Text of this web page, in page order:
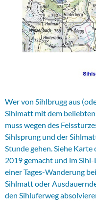
Wer von Sihlbrugg aus
Sihlmatt mit dem
muss wegen des
Sihlsprung und der
Stunde gehen. Siehe Karte
2019 gemacht und im
einer Tages-Wanderung
Sihlmatt oder
den Sihluferweg